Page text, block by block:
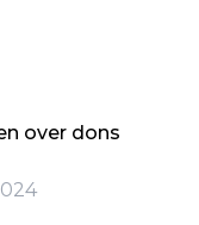
over dons